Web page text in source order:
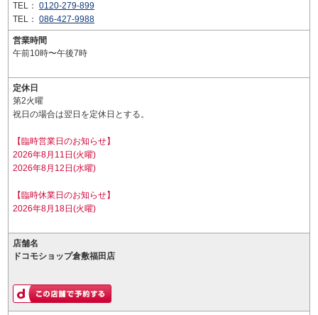
TEL： 0120-279-899
TEL： 086-427-9988
営業時間
午前10時〜午後7時
定休日
第2火曜
祝日の場合は翌日を定休日とする。
【臨時営業日のお知らせ】
2026年8月11日(火曜)
2026年8月12日(水曜)
【臨時休業日のお知らせ】
2026年8月18日(火曜)
店舗名
ドコモショップ倉敷福田店